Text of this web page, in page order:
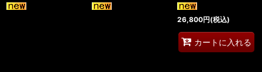
26,800円(税込)
カートに入れる